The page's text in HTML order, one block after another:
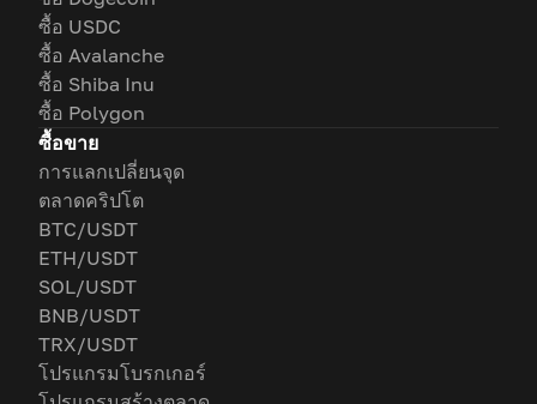
ซื้อ USDC
ซื้อ Avalanche
ซื้อ Shiba Inu
ซื้อ Polygon
ซื้อขาย
การแลกเปลี่ยนจุด
ตลาดคริปโต
BTC/USDT
ETH/USDT
SOL/USDT
BNB/USDT
TRX/USDT
โปรแกรมโบรกเกอร์